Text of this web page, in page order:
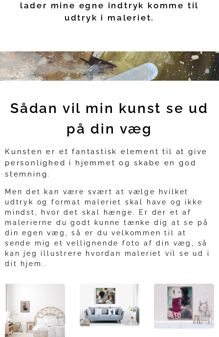
lader mine egne indtryk komme til
udtryk i maleriet.
Sådan vil min kunst se ud
på din væg
Kunsten er et fantastisk element til at give
personlighed i hjemmet og skabe en god
stemning.
Men det kan være svært at vælge hvilket
udtryk og format maleriet skal have og ikke
mindst, hvor det skal hænge. Er der et af
malerierne du godt kunne tænke dig at se på
din egen væg, så er du velkommen til at
sende mig et vellignende foto af din væg, så
kan jeg illustrere hvordan maleriet vil se ud i
dit hjem..